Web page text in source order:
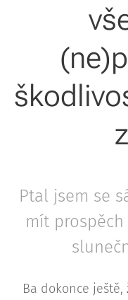
Ptal jsem se
mít
Ba dokonce